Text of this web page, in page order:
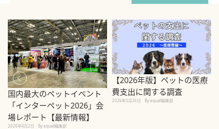
国内最大のペットイベント
「インターペット2026」会
場レポート【最新情報】
2026年4月2日 By equall編集部
【2026年版】ペットの医療
費支出に関する調査
2026年3月26日 By equall編集部